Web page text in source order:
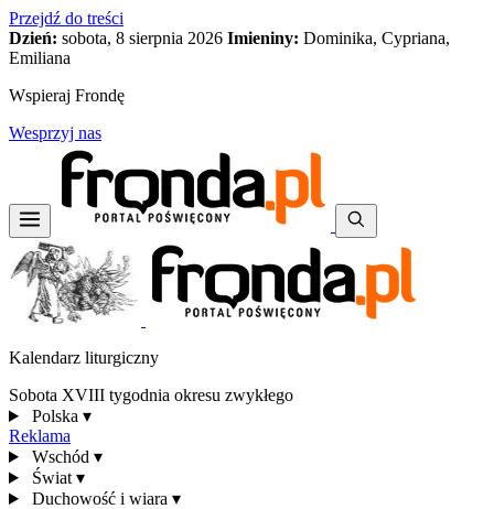
Przejdź do treści
Dzień: sobota, 8 sierpnia 2026 Imieniny: Dominika, Cypriana,
Emiliana
Wspieraj Frondę
Wesprzyj nas
Kalendarz liturgiczny
Sobota XVIII tygodnia okresu zwykłego
Polska ▾
Reklama
Wschód ▾
Świat ▾
Duchowość i wiara ▾